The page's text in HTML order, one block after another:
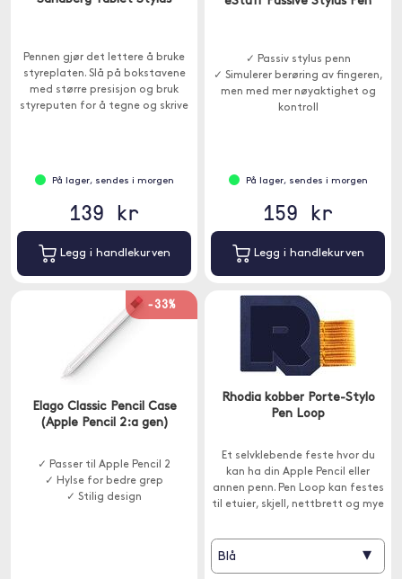
Pennen gjør det lettere å bruke
styreplaten. Slå på bokstavene
med større presisjon og bruk
styreputen for å tegne og skrive
På lager, sendes i morgen
139 kr
Legg i handlekurven
✓ Passiv stylus penn
✓ Simulerer berøring av fingeren,
men med mer nøyaktighet og
kontroll
På lager, sendes i morgen
159 kr
Legg i handlekurven
-33%
Elago Classic Pencil Case
(Apple Pencil 2:a gen)
✓ Passer til Apple Pencil 2
✓ Hylse for bedre grep
✓ Stilig design
Rhodia kobber Porte-Stylo
Pen Loop
Et selvklebende feste hvor du
kan ha din Apple Pencil eller
annen penn. Pen Loop kan festes
til etuier, skjell, nettbrett og mye
Blå ▾